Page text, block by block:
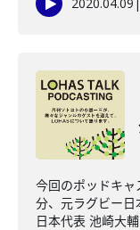
今回のポッドキ
分、元ラグビー
日本代表 池崎大